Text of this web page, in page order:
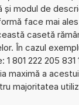
și modul de
face mai
casetă
În cazul
801 222 205 831
maximă a
majoritatea